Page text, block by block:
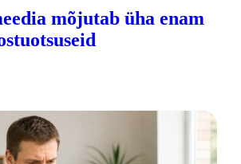
mõjutab üha enam